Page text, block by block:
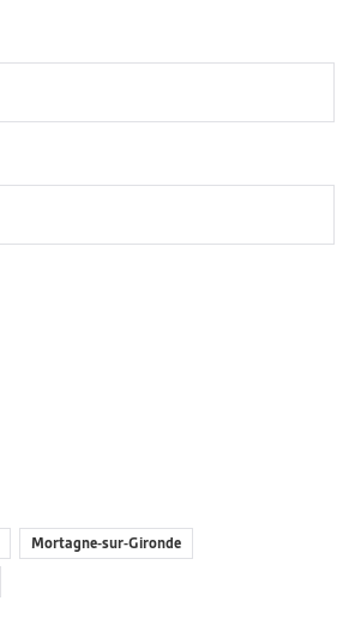
Mortagne-sur-Gironde